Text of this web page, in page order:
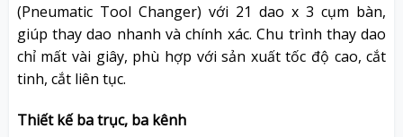
(Pneumatic Tool Changer) với 21 dao x 3 cụm bàn,
giúp thay dao nhanh và chính xác. Chu trình thay dao
chỉ mất vài giây, phù hợp với sản xuất tốc độ cao, cắt
tinh, cắt liên tục.
Thiết kế ba trục, ba kênh